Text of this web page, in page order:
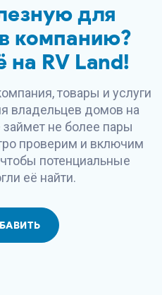
для
компанию?
на RV Land!
товары и услуги
владельцев домов на
не более пары
проверим и включим
потенциальные
её найти.